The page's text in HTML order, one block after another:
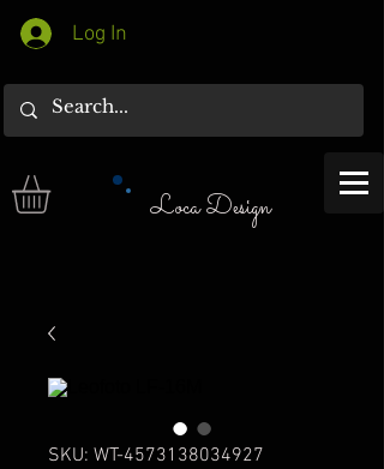
Log In
Loca Design
SKU: WT-4573138034927